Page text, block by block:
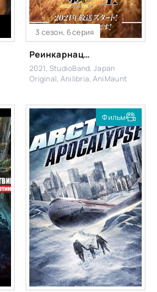
3 сезон, 6 серия
Реинкарнация безработного
2021, StudioBand, Japan
Original, Anilibria, AniMaunt
Фильм